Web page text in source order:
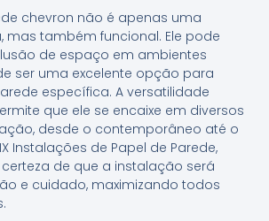
chevron não é apenas uma
mas também funcional. Ele pode
de espaço em ambientes
ser uma excelente opção para
específica. A versatilidade
que ele se encaixe em diversos
desde o contemporâneo até o
Instalações de Papel de Parede,
de que a instalação será
e cuidado, maximizando todos